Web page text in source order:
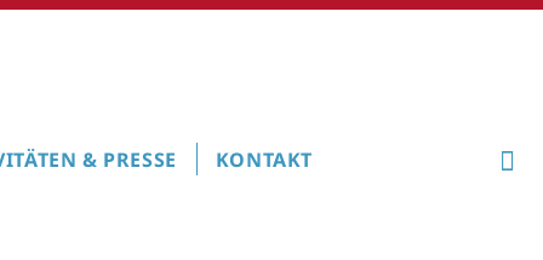
& PRESSE KONTAKT